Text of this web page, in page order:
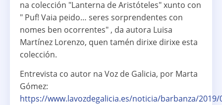
na colección "Lanterna de Aristóteles" xunto con
" Puf! Vaia peido… seres sorprendentes con
nomes ben ocorrentes" , da autora Luisa
Martínez Lorenzo, quen tamén dirixe dirixe esta
colección.
Entrevista co autor na Voz de Galicia, por Marta
Gómez:
https://www.lavozdegalicia.es/noticia/barbanza/